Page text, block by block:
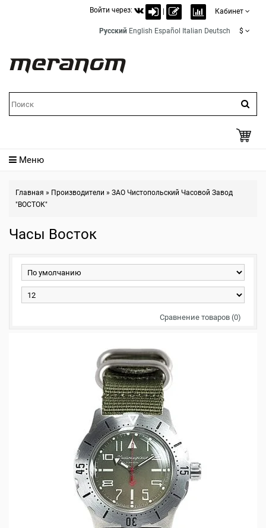
Войти через: Кабинет
Русский English Español Italian Deutsch $
Меню
Главная » Производители » ЗАО Чистопольский Часовой Завод
"ВОСТОК"
Часы Восток
Сравнение товаров (0)